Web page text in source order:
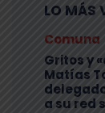
LO MÁS
Comuna
Gritos y
Matías
a su red